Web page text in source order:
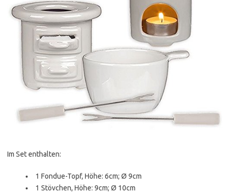
Im Set enthalten:
1 Fondue-Topf, Höhe: 6cm; Ø 9cm
1 Stövchen, Höhe: 9cm; Ø 10cm